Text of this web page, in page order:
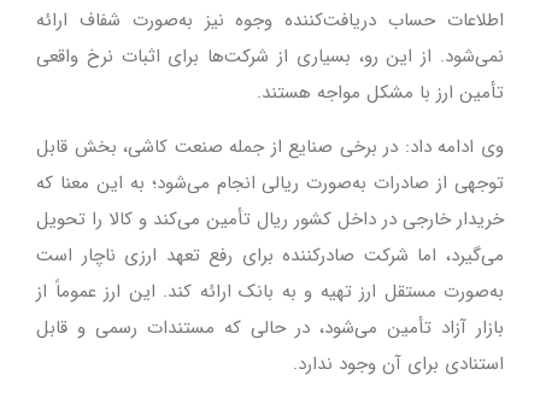
اطلاعات حساب دریافت‌کننده وجوه نیز به‌صورت شفاف ارائه
نمی‌شود. از این رو، بسیاری از شرکت‌ها برای اثبات نرخ واقعی
تأمین ارز با مشکل مواجه هستند.
وی ادامه داد: در برخی صنایع از جمله صنعت کاشی، بخش قابل
توجهی از صادرات به‌صورت ریالی انجام می‌شود؛ به این معنا که
خریدار خارجی در داخل کشور ریال تأمین می‌کند و کالا را تحویل
می‌گیرد، اما شرکت صادرکننده برای رفع تعهد ارزی ناچار است
به‌صورت مستقل ارز تهیه و به بانک ارائه کند. این ارز عموماً از
بازار آزاد تأمین می‌شود، در حالی که مستندات رسمی و قابل
استنادی برای آن وجود ندارد.